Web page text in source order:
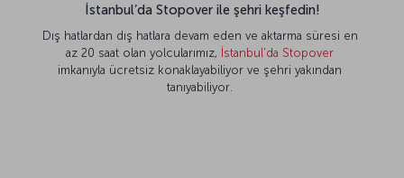
İstanbul’da Stopover ile şehri keşfedin!
Dış hatlardan dış hatlara devam eden ve aktarma süresi en
az 20 saat olan yolcularımız, İstanbul'da Stopover
imkanıyla ücretsiz konaklayabiliyor ve şehri yakından
tanıyabiliyor.